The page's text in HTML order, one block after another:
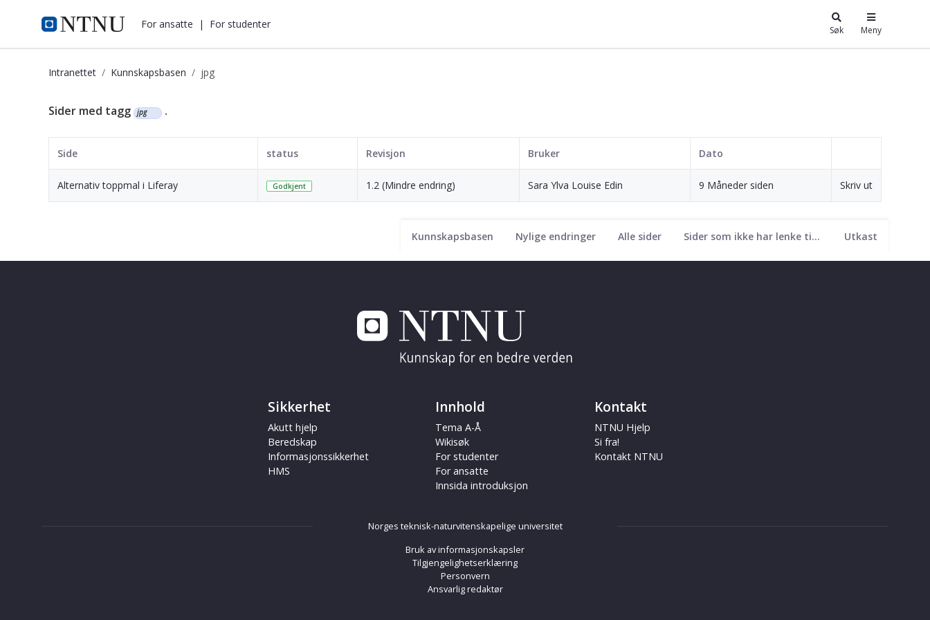
i.ntnu.no For ansatte | For studenter Søk Meny
Intranettet Kunnskapsbasen jpg
Kunnskapsbasen
Kunnskapsbasen Nylige endringer Alle sider Sider som ikke har lenke til seg Utkast
Sider med tagg jpg .
Side status Revisjon Bruker Dato
Alternativ toppmal i Liferay Godkjent 1.2 (Mindre endring) Sara Ylva Louise Edin 9 Måneder siden Skriv ut
Sikkerhet
Akutt hjelp
Beredskap
Informasjonssikkerhet
HMS
Innhold
Tema A-Å
Wikisøk
For studenter
For ansatte
Innsida introduksjon
Kontakt
NTNU Hjelp
Si fra!
Kontakt NTNU
Norges teknisk-naturvitenskapelige universitet
Bruk av informasjonskapsler
Tilgjengelighetserklæring
Personvern
Ansvarlig redaktør